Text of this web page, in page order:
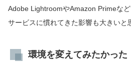
Adobe LightroomやAmazon Primeな
サービスに慣れてきた影響も大きいと
環境を変えてみたかった